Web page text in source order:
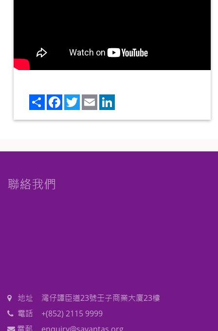
Share FacebookTwitterEmail
聯絡我們
地址
灣仔譚臣道23號壬子商業大廈23樓
電話
+(852) 2115 9999